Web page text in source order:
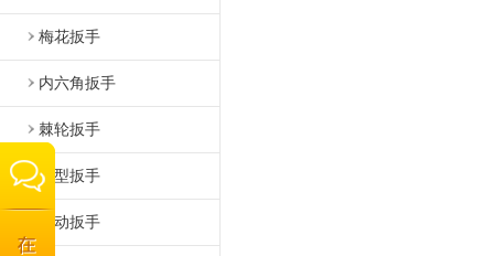
梅花扳手
内六角扳手
棘轮扳手
Ｔ型扳手
活动扳手